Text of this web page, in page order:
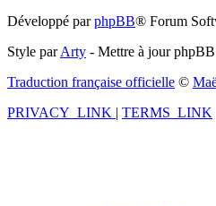
Développé parphpBB® Forum
Style parArty - Mettre à jour
Traduction française officielle ©
PRIVACY_LINK | TERMS_LINK